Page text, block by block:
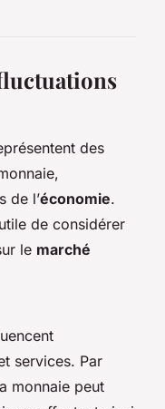
des
de l’économie.
de considérer
le marché
services. Par
monnaie peut